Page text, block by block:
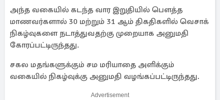
அந்த வகையில் கடந்த வார இறுதியில் பௌத்த
மாணவர்களால் 30 மற்றும் 31 ஆம் திகதிகளில் வெசாக்
நிகழ்வுகளை நடாத்துவதற்கு முறையாக அனுமதி
கோரப்பட்டிருந்தது.
சகல மதங்களுக்கும் சம மரியாதை அளிக்கும்
வகையில் நிகழ்வுக்கு அனுமதி வழங்கப்பட்டிருந்தது.
Advertisement